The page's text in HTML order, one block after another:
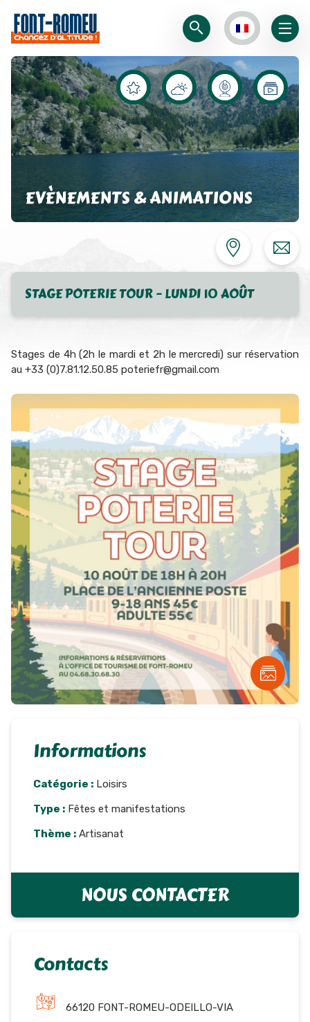
EVÈNEMENTS & ANIMATIONS
STAGE POTERIE TOUR – LUNDI 10 AOÛT
Stages de 4h (2h le mardi et 2h le mercredi) sur réservation
au +33 (0)7.81.12.50.85 poteriefr@gmail.com
Informations
Catégorie : Loisirs
Type : Fêtes et manifestations
Thème : Artisanat
NOUS CONTACTER
Contacts
66120 FONT-ROMEU-ODEILLO-VIA